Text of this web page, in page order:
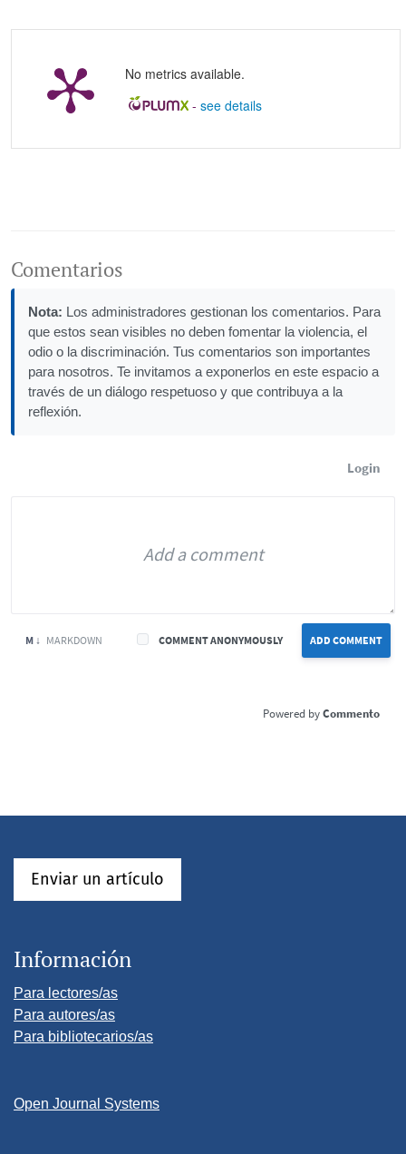
No metrics available.
- see details
Comentarios
Nota: Los administradores gestionan los comentarios. Para
que estos sean visibles no deben fomentar la violencia, el
odio o la discriminación. Tus comentarios son importantes
para nosotros. Te invitamos a exponerlos en este espacio a
través de un diálogo respetuoso y que contribuya a la
reflexión.
Login
ADD COMMENT
COMMENT ANONYMOUSLY
M ↓ MARKDOWN
Commento
Enviar un artículo
Información
Para lectores/as
Para autores/as
Para bibliotecarios/as
Open Journal Systems